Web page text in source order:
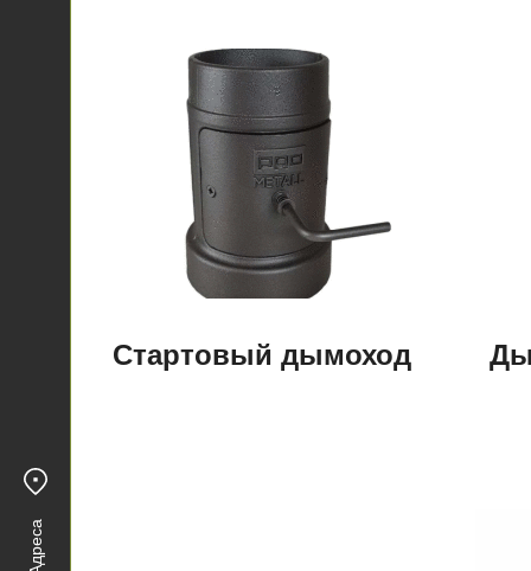
Адреса
Стартовый дымоход